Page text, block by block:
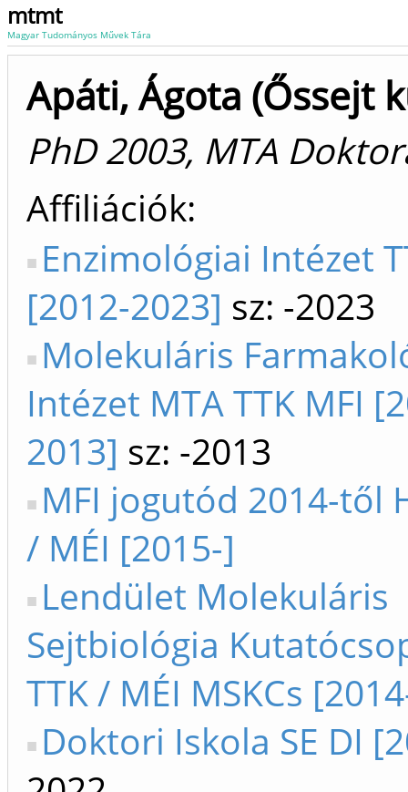
mtmt
Magyar Tudományos Művek Tára
Apáti, Ágota (Őssejt
PhD 2003, MTA
Affiliációk
Enzimológiai Intézet
[2012-2023] sz: -2023
Molekuláris
Intézet MTA TTK MFI
2013] sz: -2013
MFI jogutód 2014-től
/ MÉI [2015-]
Lendület Molekuláris
Sejtbiológia
TTK / MÉI MSKCs
Doktori Iskola SE DI